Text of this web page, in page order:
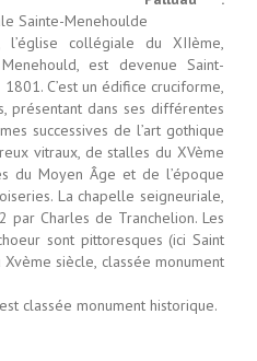
Sainte-Menehoulde
collégiale du XIIème,
est devenue Saint-
C’est un édifice cruciforme,
présentant dans ses différentes
successives de l’art gothique
vitraux, de stalles du XVème
du Moyen Âge et de l’époque
La chapelle seigneuriale,
Charles de Tranchelion. Les
sont pittoresques (ici Saint
siècle, classée monument
classée monument historique.